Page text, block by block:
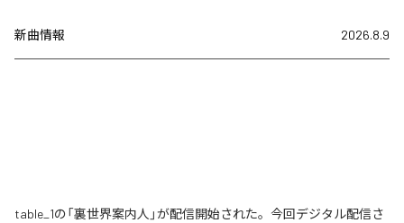
新曲情報 2026.8.9
table_1の「裏世界案内人」が配信開始された。今回デジタル配信さ